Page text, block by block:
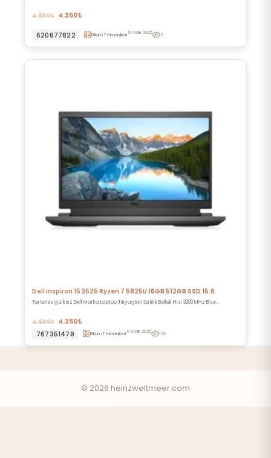
4.500₺ 4.350₺
620677822 Bilişim Teknolojileri6 Aralık 2025 2
Dell Inspiron 15 3525 Ryzen 7 5825U 16GB 512GB SSD 15.6
Tertemiz çiziksiz Dell Marka Laptop İhtiyaçtan Satılık Bellek Hızı 3200 MHz Blue...
4.500₺ 4.350₺
767351479
Bilişim Teknolojileri6 Aralık 2025 129
© 2026 heinzweltmeer.com